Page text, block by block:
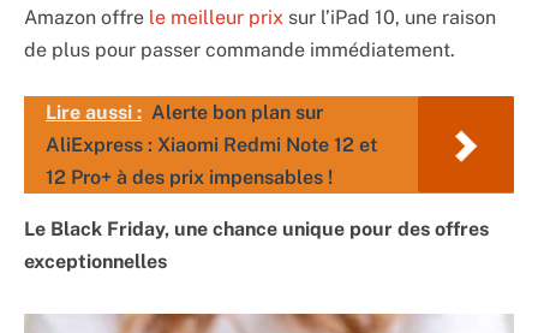
Amazon offre le meilleur prix sur l’iPad 10, une raison
de plus pour passer commande immédiatement.
Lire aussi : Alerte bon plan sur
AliExpress : Xiaomi Redmi Note 12 et
12 Pro+ à des prix impensables !
Le Black Friday, une chance unique pour des offres
exceptionnelles